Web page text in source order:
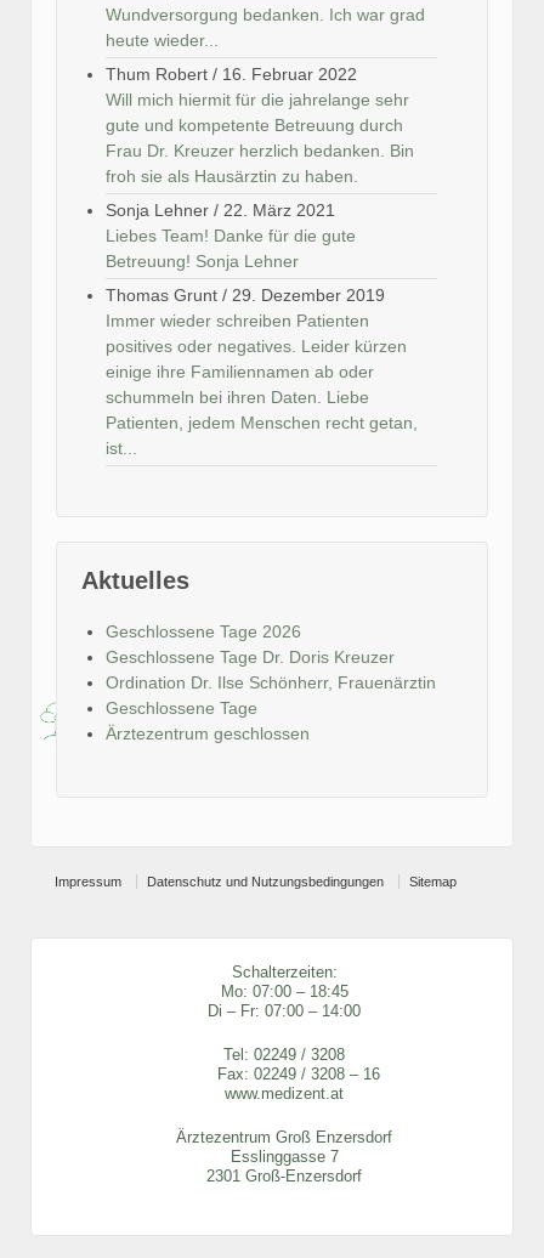
Wundversorgung bedanken. Ich war grad
heute wieder...
Thum Robert / 16. Februar 2022
Will mich hiermit für die jahrelange sehr
gute und kompetente Betreuung durch
Frau Dr. Kreuzer herzlich bedanken. Bin
froh sie als Hausärztin zu haben.
Sonja Lehner / 22. März 2021
Liebes Team! Danke für die gute
Betreuung! Sonja Lehner
Thomas Grunt / 29. Dezember 2019
Immer wieder schreiben Patienten
positives oder negatives. Leider kürzen
einige ihre Familiennamen ab oder
schummeln bei ihren Daten. Liebe
Patienten, jedem Menschen recht getan,
ist...
Aktuelles
Geschlossene Tage 2026
Geschlossene Tage Dr. Doris Kreuzer
Ordination Dr. Ilse Schönherr, Frauenärztin
Geschlossene Tage
Ärztezentrum geschlossen
Impressum Datenschutz und Nutzungsbedingungen Sitemap
Schalterzeiten:
Mo: 07:00 – 18:45
Di – Fr: 07:00 – 14:00
Tel: 02249 / 3208
Fax: 02249 / 3208 – 16
www.medizent.at
Ärztezentrum Groß Enzersdorf
Esslinggasse 7
2301 Groß-Enzersdorf